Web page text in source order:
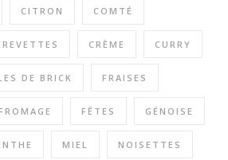
CITRON COMTÉ
CRÈME CURRY
DE BRICK FRAISES
FROMAGE FÊTES GÉNOISE
MIEL NOISETTES